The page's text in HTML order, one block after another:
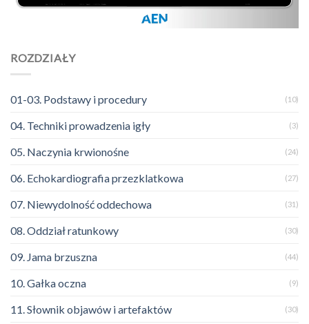
ROZDZIAŁY
01-03. Podstawy i procedury (10)
04. Techniki prowadzenia igły (3)
05. Naczynia krwionośne (24)
06. Echokardiografia przezklatkowa (27)
07. Niewydolność oddechowa (31)
08. Oddział ratunkowy (30)
09. Jama brzuszna (44)
10. Gałka oczna (9)
11. Słownik objawów i artefaktów (30)